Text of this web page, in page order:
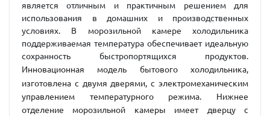
является отличным и практичным решением для
использования в домашних и производственных
условиях. В морозильной камере холодильника
поддерживаемая температура обеспечивает идеальную
сохранность быстропортящихся продуктов.
Инновационная модель бытового холодильника,
изготовлена с двумя дверями, с электромеханическим
управлением температурного режима. Нижнее
отделение морозильной камеры имеет дверцу с